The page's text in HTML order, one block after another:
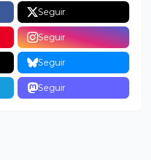
Seguir
Seguir
Seguir
Seguir